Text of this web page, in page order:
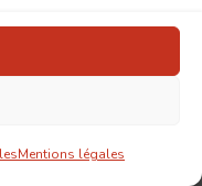
Mentions légales